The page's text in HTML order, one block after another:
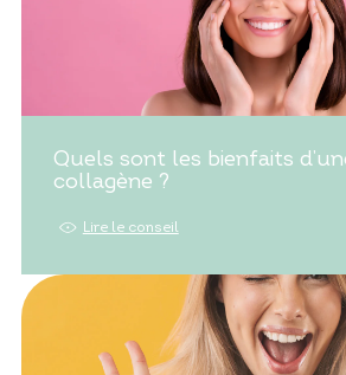
Quels sont les bienfaits
collagène ?
Lire le conseil